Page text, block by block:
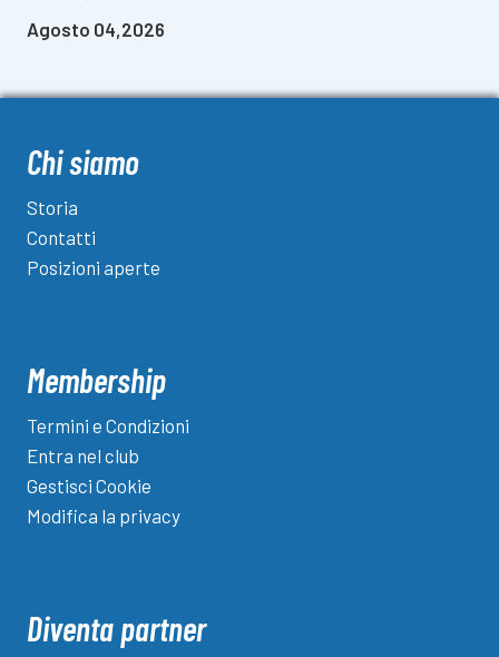
Agosto 04,2026
Chi siamo
Storia
Contatti
Posizioni aperte
Membership
Termini e Condizioni
Entra nel club
Gestisci Cookie
Modifica la privacy
Diventa partner